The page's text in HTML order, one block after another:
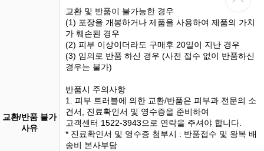
교환/반품 불가
사유
교환 및 반품이 불가능한 경우
(1) 포장을 개봉하거나 제품을 사용하여 제품의 가치
가 훼손된 경우
(2) 피부 이상이더라도 구매후 20일이 지난 경우
(3) 임의로 반품 하신 경우 (사전 접수 없이 반품하신
경우는 불가)
반품시 주의사항
1. 피부 트러블에 의한 교환/반품은 피부과 전문의 소
견서, 진료확인서 및 영수증을 준비하여
고객센터 1522-3943으로 연락을 주셔야 합니다.
* 진료확인서 및 영수증 첨부시 : 반품접수 및 왕복 배
송비 본사부담